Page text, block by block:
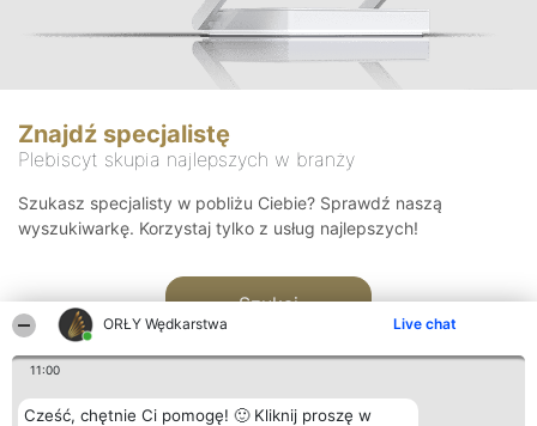
ORŁY Wędkarstwa Live chat
11:00
Cześć, chętnie Ci pomogę! 🙂 Kliknij proszę w
Znajdź specjalistę
Plebiscyt skupia najlepszych w branży
Szukasz specjalisty w pobliżu Ciebie? Sprawdź naszą
wyszukiwarkę. Korzystaj tylko z usług najlepszych!
Szukaj